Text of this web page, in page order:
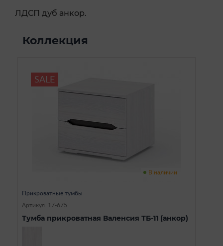
ЛДСП дуб анкор.
Коллекция
SALE
В наличии
Прикроватные тумбы
Артикул: 17-675
Тумба прикроватная Валенсия ТБ-11 (анкор)